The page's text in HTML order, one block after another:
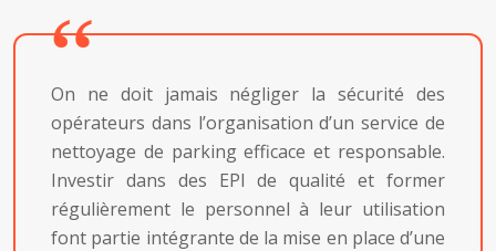
On ne doit jamais négliger la sécurité des
opérateurs dans l’organisation d’un service de
nettoyage de parking efficace et responsable.
Investir dans des EPI de qualité et former
régulièrement le personnel à leur utilisation
font partie intégrante de la mise en place d’une